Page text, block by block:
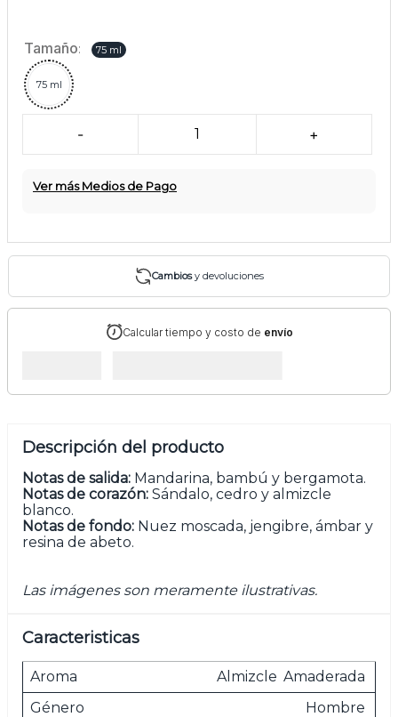
Tamaño: 75 ml
75 ml
- 1 +
Ver más Medios de Pago
Cambiosy devoluciones
Calcular tiempo y costo de envío
Descripción del producto
Notas de salida: Mandarina, bambú y bergamota.
Notas de corazón: Sándalo, cedro y almizcle
blanco.
Notas de fondo: Nuez moscada, jengibre, ámbar y
resina de abeto.
Las imágenes son meramente ilustrativas.
Caracteristicas
Aroma Almizcle Amaderada
Género
Hombre